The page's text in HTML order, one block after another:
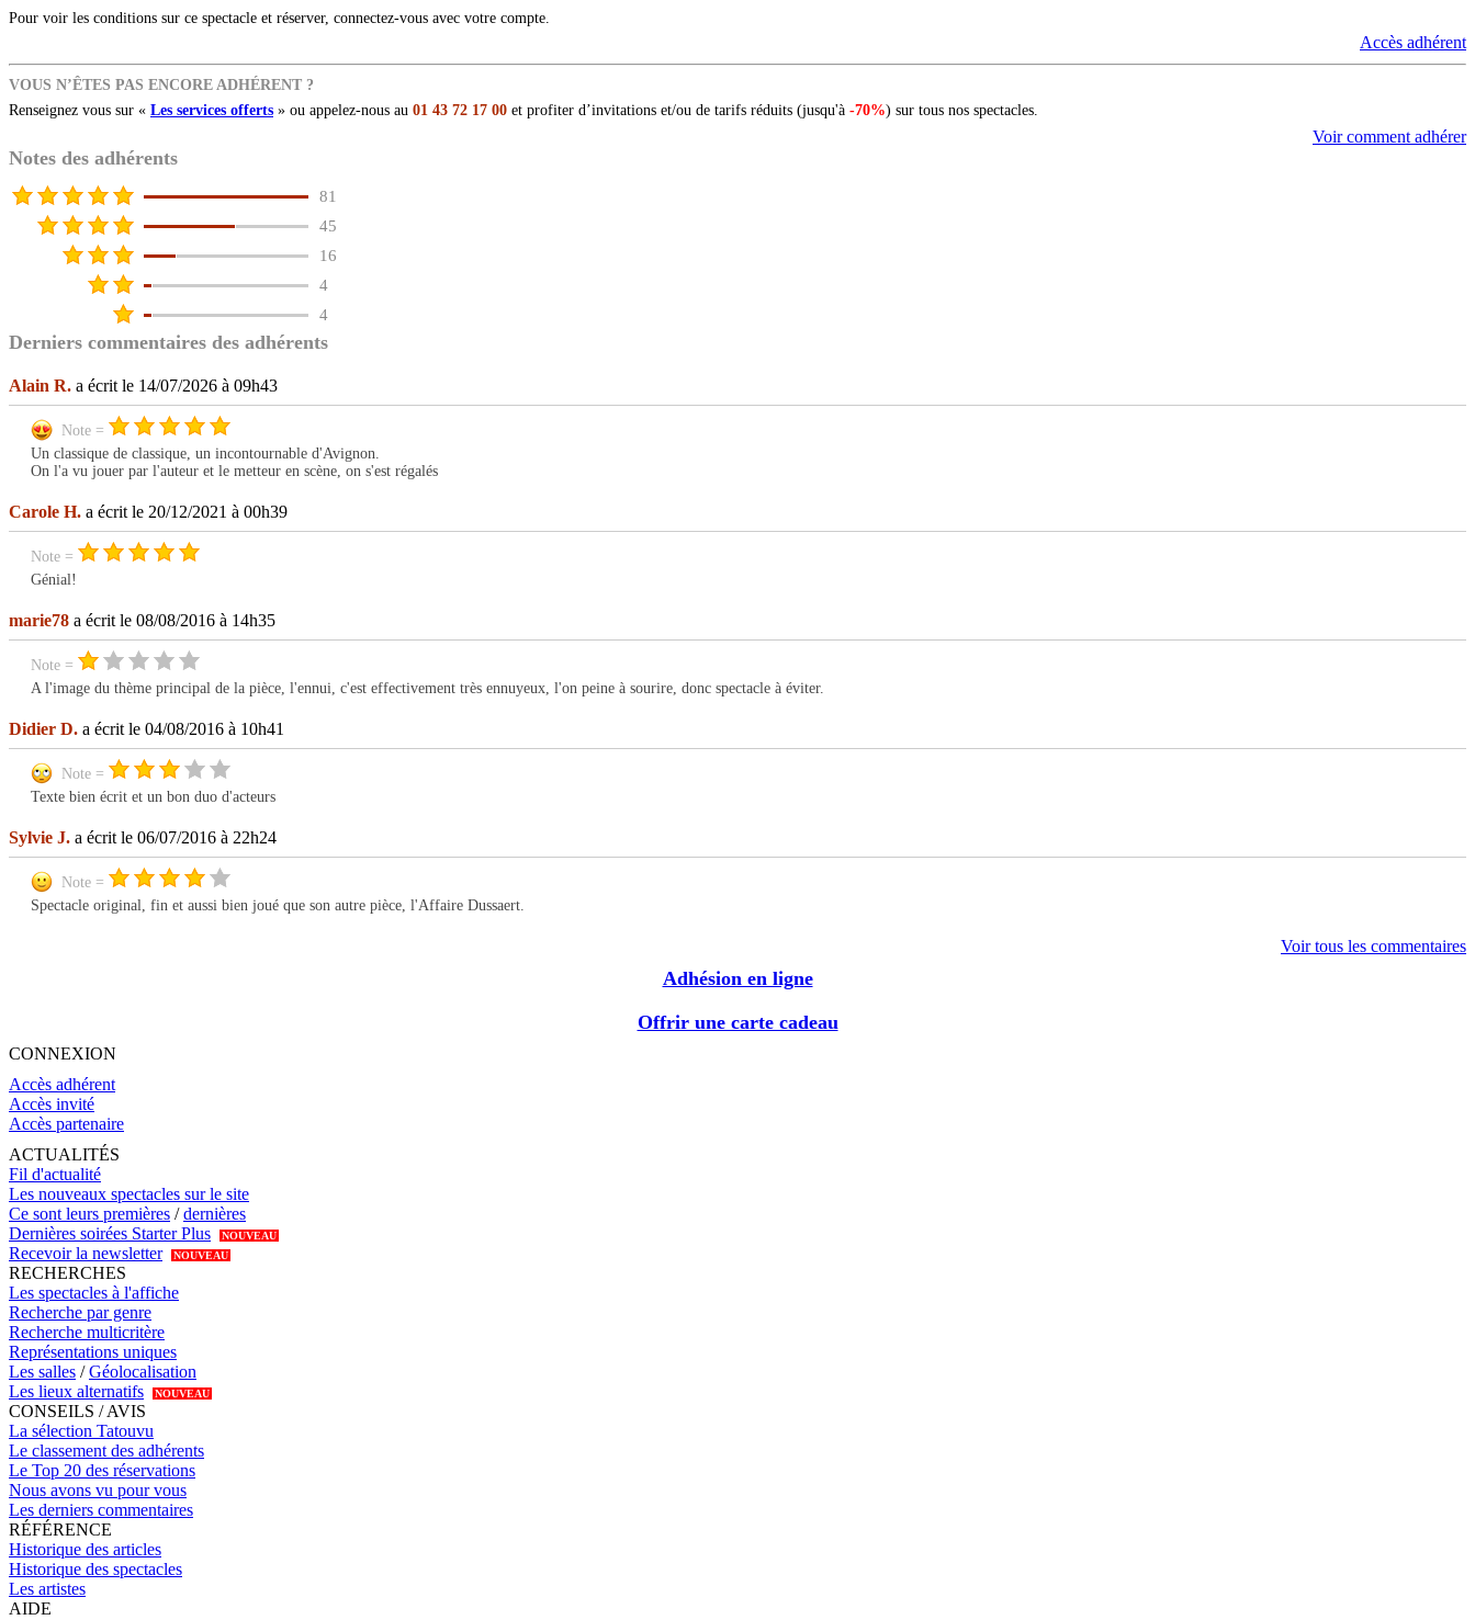
Pour voir les conditions sur ce spectacle et réserver, connectez-vous avec votre compte.
Accès adhérent
VOUS N’ÊTES PAS ENCORE ADHÉRENT ?
Renseignez vous sur « Les services offerts » ou appelez-nous au 01 43 72 17 00 et profiter d’invitations et/ou de tarifs réduits (jusqu'à -70%) sur tous nos spectacles.
Voir comment adhérer
Notes des adhérents
81
45
16
4
4
Derniers commentaires des adhérents
Alain R. a écrit le 14/07/2026 à 09h43
Note =
Un classique de classique, un incontournable d'Avignon.
On l'a vu jouer par l'auteur et le metteur en scène, on s'est régalés
Carole H. a écrit le 20/12/2021 à 00h39
Note =
Génial!
marie78 a écrit le 08/08/2016 à 14h35
Note =
A l'image du thème principal de la pièce, l'ennui, c'est effectivement très ennuyeux, l'on peine à sourire, donc spectacle à éviter.
Didier D. a écrit le 04/08/2016 à 10h41
Note =
Texte bien écrit et un bon duo d'acteurs
Sylvie J. a écrit le 06/07/2016 à 22h24
Note =
Spectacle original, fin et aussi bien joué que son autre pièce, l'Affaire Dussaert.
Voir tous les commentaires
Adhésion en ligne
Offrir une carte cadeau
CONNEXION
Accès adhérent
Accès invité
Accès partenaire
ACTUALITÉS
Fil d'actualité
Les nouveaux spectacles sur le site
Ce sont leurs premières /dernières
Dernières soirées Starter Plus
NOUVEAU
Recevoir la newsletter NOUVEAU
RECHERCHES
Les spectacles à l'affiche
Recherche par genre
Recherche multicritère
Représentations uniques
Les salles /Géolocalisation
Les lieux alternatifs
NOUVEAU
CONSEILS / AVIS
La sélection Tatouvu
Le classement des adhérents
Le Top 20 des réservations
Nous avons vu pour vous
Les derniers commentaires
RÉFÉRENCE
Historique des articles
Historique des spectacles
Les artistes
AIDE